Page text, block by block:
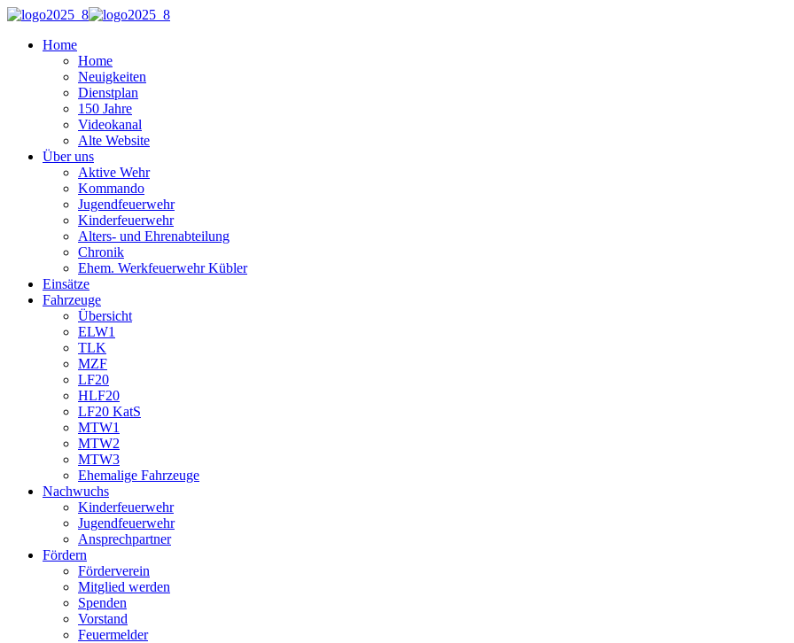
Home
Home
Neuigkeiten
Dienstplan
150 Jahre
Videokanal
Alte Website
Über uns
Aktive Wehr
Kommando
Jugendfeuerwehr
Kinderfeuerwehr
Alters- und Ehrenabteilung
Chronik
Ehem. Werkfeuerwehr Kübler
Einsätze
Fahrzeuge
Übersicht
ELW1
TLK
MZF
LF20
HLF20
LF20 KatS
MTW1
MTW2
MTW3
Ehemalige Fahrzeuge
Nachwuchs
Kinderfeuerwehr
Jugendfeuerwehr
Ansprechpartner
Fördern
Förderverein
Mitglied werden
Spenden
Vorstand
Feuermelder